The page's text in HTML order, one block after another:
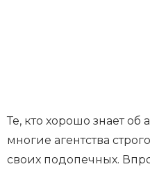
Те, кто хорошо знает об
многие агентства
своих подопечных.